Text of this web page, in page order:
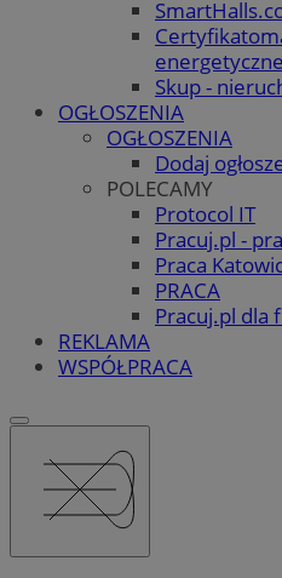
energetyczne
Skup -
OGŁOSZENIA
OGŁOSZENIA
Dodaj
POLECAMY
Protocol IT
Pracuj.pl -
Praca
PRACA
Pracuj.pl dla
REKLAMA
WSPÓŁPRACA